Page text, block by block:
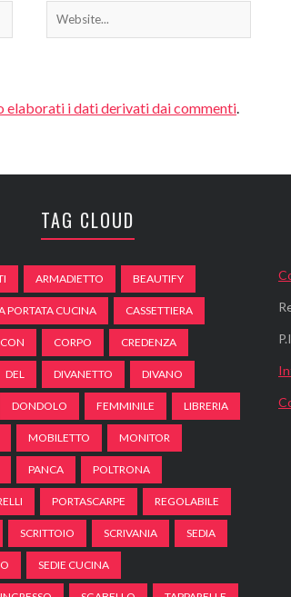
elaborati i dati derivati dai commenti.
TAG CLOUD
ARMADIETTO BEAUTIFY
PORTATA CUCINA CASSETTIERA
CON CORPO CREDENZA
DEL DIVANETTO DIVANO
DONDOLO FEMMINILE LIBRERIA
MOBILETTO MONITOR
PANCA POLTRONA
PORTASCARPE REGOLABILE
SCRITTOIO SCRIVANIA SEDIA
SEDIE CUCINA